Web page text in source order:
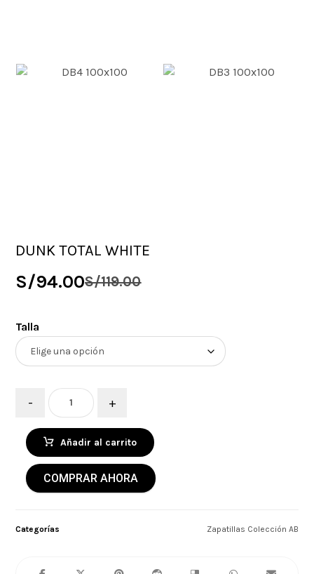
DUNK TOTAL WHITE
S/119.00
S/94.00
Talla
- +
Añadir al carrito
COMPRAR AHORA
Categorías Zapatillas Colección AB